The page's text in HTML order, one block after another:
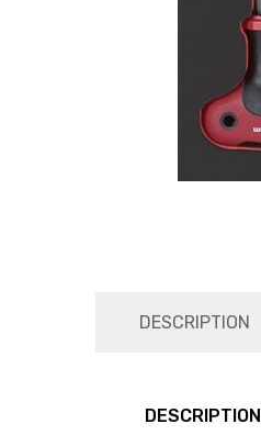
DESCRIPTION
DESCRIPTION